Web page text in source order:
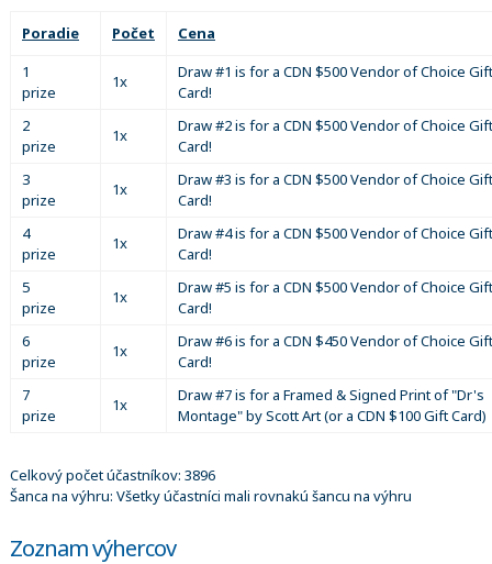
Poradie Počet
Cena
1
prize
1x
Draw #1 is for a CDN $500 Vendor of Choice Gift
Card!
2
prize
1x
Draw #2 is for a CDN $500 Vendor of Choice Gift
Card!
3
prize
1x
Draw #3 is for a CDN $500 Vendor of Choice Gift
Card!
4
prize
1x
Draw #4 is for a CDN $500 Vendor of Choice Gift
Card!
5
prize
1x
Draw #5 is for a CDN $500 Vendor of Choice Gift
Card!
6
prize
1x
Draw #6 is for a CDN $450 Vendor of Choice Gift
Card!
7
prize
1x
Draw #7 is for a Framed & Signed Print of "Dr's
Montage" by Scott Art (or a CDN $100 Gift Card)
Celkový počet účastníkov: 3896
Šanca na výhru: Všetky účastníci mali rovnakú šancu na výhru
Zoznam výhercov